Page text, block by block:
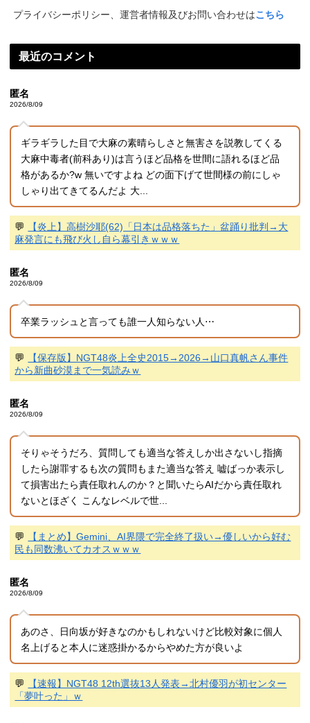
プライバシーポリシー、運営者情報及びお問い合わせはこちら
最近のコメント
匿名
2026/8/09
ギラギラした目で大麻の素晴らしさと無害さを説教してくる
大麻中毒者(前科あり)は言うほど品格を世間に語れるほど品
格があるか?w 無いですよね どの面下げて世間様の前にしゃ
しゃり出てきてるんだよ 大...
💬
【炎上】高樹沙耶(62)「日本は品格落ちた」盆踊り批判→大
麻発言にも飛び火し自ら幕引きｗｗｗ
匿名
2026/8/09
卒業ラッシュと言っても誰一人知らない人⋯
💬
【保存版】NGT48炎上全史2015→2026→山口真帆さん事件
から新曲砂漠まで一気読みｗ
匿名
2026/8/09
そりゃそうだろ、質問しても適当な答えしか出さないし指摘
したら謝罪するも次の質問もまた適当な答え 嘘ばっか表示し
て損害出たら責任取れんのか？と聞いたらAIだから責任取れ
ないとほざく こんなレベルで世...
💬
【まとめ】Gemini、AI界隈で完全終了扱い→優しいから好む
民も同数沸いてカオスｗｗｗ
匿名
2026/8/09
あのさ、日向坂が好きなのかもしれないけど比較対象に個人
名上げると本人に迷惑掛かるからやめた方が良いよ
💬
【速報】NGT48 12th選抜13人発表→北村優羽が初センター
「夢叶った」ｗ